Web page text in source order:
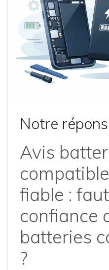
Notre
Avis
fiable :
confiance
batteries
?